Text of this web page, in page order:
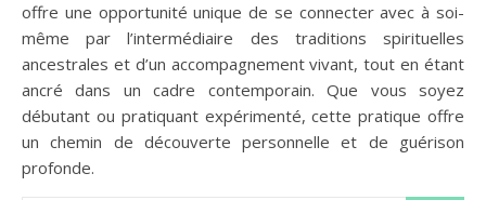
offre une opportunité unique de se connecter avec à soi-
même par l’intermédiaire des traditions spirituelles
ancestrales et d’un accompagnement vivant, tout en étant
ancré dans un cadre contemporain. Que vous soyez
débutant ou pratiquant expérimenté, cette pratique offre
un chemin de découverte personnelle et de guérison
profonde.